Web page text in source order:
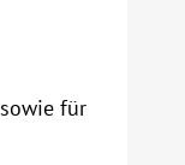
für